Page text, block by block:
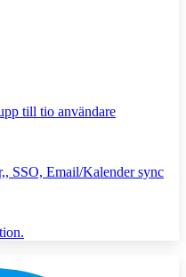
till tio användare
SSO, Email/Kalender sync